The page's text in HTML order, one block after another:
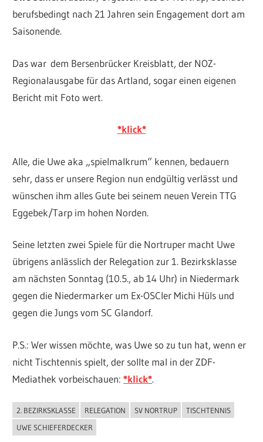
berufsbedingt nach 21 Jahren sein Engagement dort am
Saisonende.
Das war dem Bersenbrücker Kreisblatt, der NOZ-
Regionalausgabe für das Artland, sogar einen eigenen
Bericht mit Foto wert.
*klick*
Alle, die Uwe aka „spielmalkrum“ kennen, bedauern
sehr, dass er unsere Region nun endgültig verlässt und
wünschen ihm alles Gute bei seinem neuen Verein TTG
Eggebek/Tarp im hohen Norden.
Seine letzten zwei Spiele für die Nortruper macht Uwe
übrigens anlässlich der Relegation zur 1. Bezirksklasse
am nächsten Sonntag (10.5., ab 14 Uhr) in Niedermark
gegen die Niedermarker um Ex-OSCler Michi Hüls und
gegen die Jungs vom SC Glandorf.
P.S.: Wer wissen möchte, was Uwe so zu tun hat, wenn er
nicht Tischtennis spielt, der sollte mal in der ZDF-
Mediathek vorbeischauen:*klick*.
ALLGEMEIN
2. BEZIRKSKLASSE RELEGATION SV NORTRUP
TISCHTENNIS
UWE SCHIEFERDECKER